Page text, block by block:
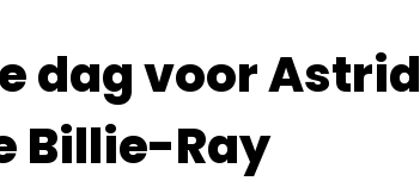
dag voor Astrid
Billie-Ray